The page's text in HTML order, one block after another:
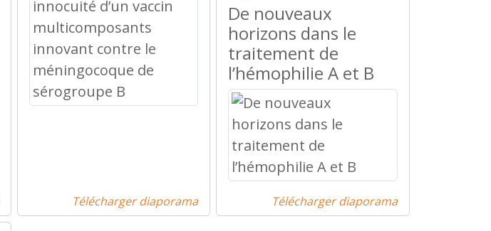
Télécharger diaporama
De nouveaux
horizons dans le
traitement de
l’hémophilie A et B
Télécharger diaporama